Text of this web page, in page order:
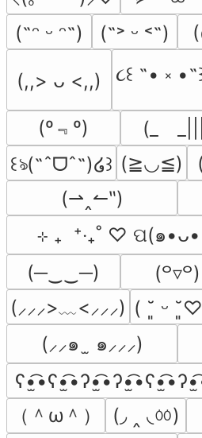
(˶ᵔ ᵕ ᵔ˶)
(˶˃ ᵕ ˂˶)
(,,> ᴗ <,,) ૮꒰ ˶• ༝
(º﹃º) (_　
꒰ঌ(˶ˆᗜˆ˵)໒꒱ (≧◡≦)
(⇀‸↼‶)
⊹ ₊  ⁺‧₊˚ ♡ ପ(๑
(─‿‿─)
(꒪▿꒪)
(⸝⸝⸝>﹏<⸝⸝⸝) ( ˘͈ ᵕ
(⸝⸝๑  ̫ ๑⸝⸝⸝)
（＾ω＾）
(◞ ‸ ◟ㆀ)